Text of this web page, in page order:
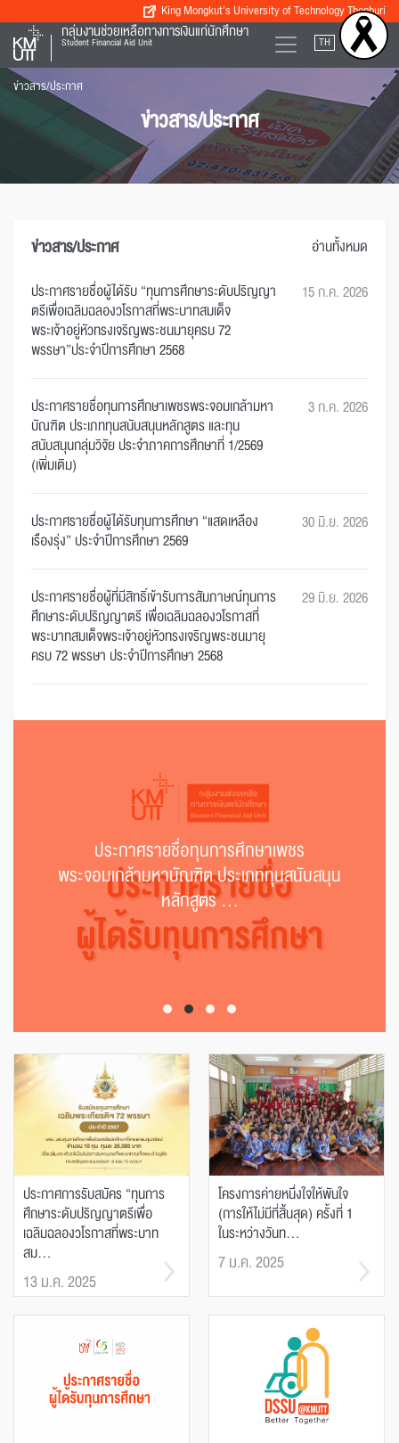
King Mongkut’s University of Technology Thonburi
กลุ่มงานช่วยเหลือทางการเงินแก่นักศึกษา
Student Financial Aid Unit TH EN
ข่าวสาร/ประกาศ
ข่าวสาร/ประกาศ
ข่าวสาร/ประกาศ
อ่านทั้งหมด
ประกาศรายชื่อผู้ได้รับ “ทุนการศึกษาระดับปริญญา
ตรีเพื่อเฉลิมฉลองวโรกาสที่พระบาทสมเด็จ
พระเจ้าอยู่หัวทรงเจริญพระชนมายุครบ 72
พรรษา”ประจำปีการศึกษา 2568
15 ก.ค. 2026
ประกาศรายชื่อทุนการศึกษาเพชรพระจอมเกล้ามหา
บัณฑิต ประเภททุนสนับสนุนหลักสูตร และทุน
สนับสนุนกลุ่มวิจัย ประจำภาคการศึกษาที่ 1/2569
(เพิ่มเติม)
3 ก.ค. 2026
ประกาศรายชื่อผู้ได้รับทุนการศึกษา “แสดเหลือง
เรืองรุ่ง” ประจำปีการศึกษา 2569
30 มิ.ย. 2026
ประกาศรายชื่อผู้ที่มีสิทธิ์เข้ารับการสัมภาษณ์ทุนการ
ศึกษาระดับปริญญาตรี เพื่อเฉลิมฉลองวโรกาสที่
พระบาทสมเด็จพระเจ้าอยู่หัวทรงเจริญพระชนมายุ
ครบ 72 พรรษา ประจำปีการศึกษา 2568
29 มิ.ย. 2026
ประกาศรายชื่อทุนการศึกษาเพชร
พระจอมเกล้ามหาบัณฑิต ประเภททุนสนับสนุน
หลักสูตร ...
ประกาศการรับสมัคร “ทุนการ
ศึกษาระดับปริญญาตรีเพื่อ
เฉลิมฉลองวโรกาสที่พระบาท
สม...
13 ม.ค. 2025
โครงการค่ายหนึ่งใจให้พันใจ
(การให้ไม่มีที่สิ้นสุด) ครั้งที่ 1
ในระหว่างวันท...
7 ม.ค. 2025